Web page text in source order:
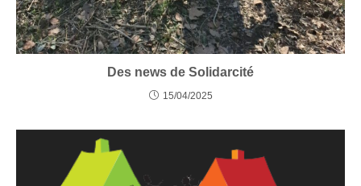
Des news de Solidarcité
15/04/2025